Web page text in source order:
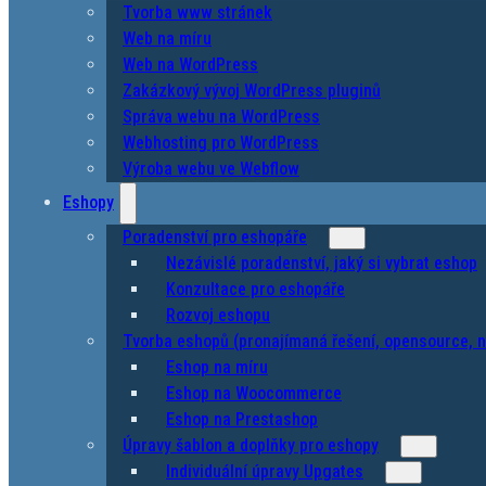
Tvorba www stránek
Web na míru
Web na WordPress
Zakázkový vývoj WordPress pluginů
Správa webu na WordPress
Webhosting pro WordPress
Výroba webu ve Webflow
Eshopy
Poradenství pro eshopáře
Nezávislé poradenství, jaký si vybrat eshop
Konzultace pro eshopáře
Rozvoj eshopu
Tvorba eshopů (pronajímaná řešení, opensource,
Eshop na míru
Eshop na Woocommerce
Eshop na Prestashop
Úpravy šablon a doplňky pro eshopy
Individuální úpravy Upgates